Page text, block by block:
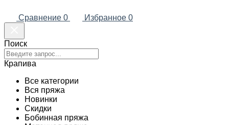
Сравнение 0 Избранное 0
Поиск
Крапива
Все категории
Вся пряжа
Новинки
Скидки
Бобинная пряжа